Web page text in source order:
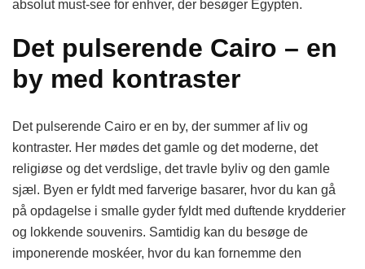
absolut must-see for enhver, der besøger Egypten.
Det pulserende Cairo – en
by med kontraster
Det pulserende Cairo er en by, der summer af liv og
kontraster. Her mødes det gamle og det moderne, det
religiøse og det verdslige, det travle byliv og den gamle
sjæl. Byen er fyldt med farverige basarer, hvor du kan gå
på opdagelse i smalle gyder fyldt med duftende krydderier
og lokkende souvenirs. Samtidig kan du besøge de
imponerende moskéer, hvor du kan fornemme den